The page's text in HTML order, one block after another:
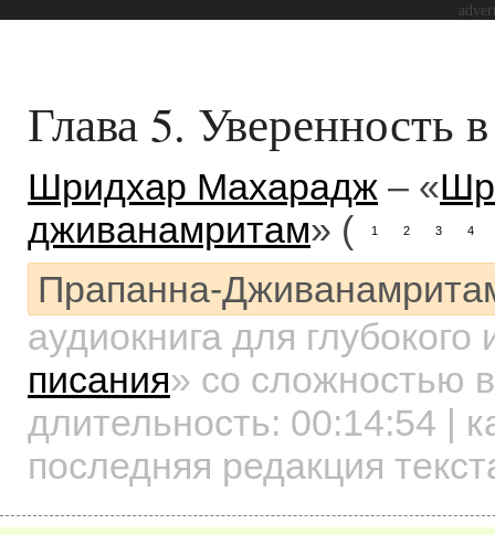
Глава 5. Уверенность
Шридхар Махарадж – «
дживанамритам» ( 1 2 3 4
Прапанна-
аудиокнига для
писания» со сложностью
длительность: 00:14:54 |
последняя редакция